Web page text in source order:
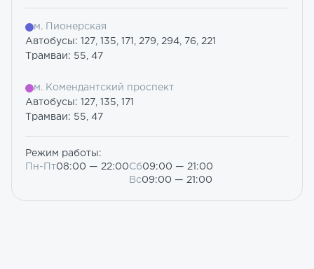
м. Пионерская
Автобусы: 127, 135, 171, 279, 294, 76, 221
Трамваи: 55, 47
м. Комендантский проспект
Автобусы: 127, 135, 171
Трамваи: 55, 47
Режим работы:
Пн-Пт08:00 — 22:00Сб09:00 — 21:00
Вс09:00 — 21:00